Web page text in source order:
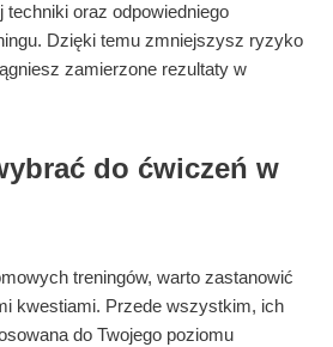
techniki oraz odpowiedniego
Dzięki temu zmniejszysz ryzyko
zamierzone rezultaty w
do ćwiczeń w
treningów, warto zastanowić
kwestiami. Przede wszystkim, ich
do Twojego poziomu